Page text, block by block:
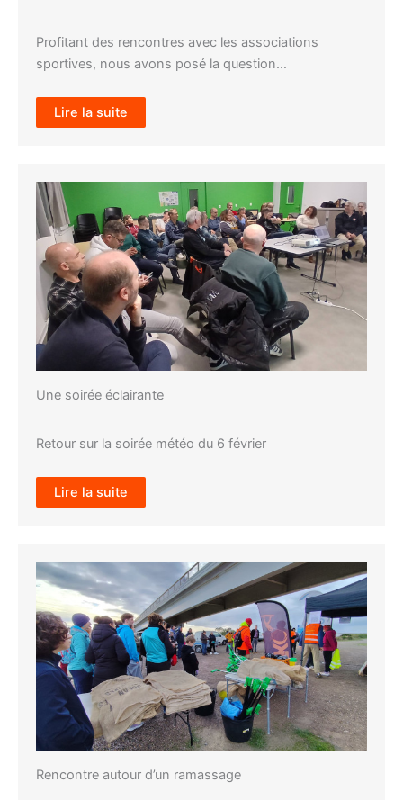
Profitant des rencontres avec les associations
sportives, nous avons posé la question…
Lire la suite
Une soirée éclairante
Retour sur la soirée météo du 6 février
Lire la suite
Rencontre autour d’un ramassage